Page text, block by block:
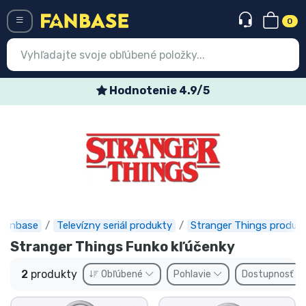
0
Hodnotenie 4.9/5
Televízny seriál produkty Stranger Things
Stranger Things Funko kľúčenky
2 produkty Obľúbené Pohlavie Dostupnosť
Najnovšie
Expresná preprava
Predobjednávky
Outlet produkty